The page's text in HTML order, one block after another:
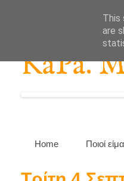
KaPa.
Home Ποιοί
This
are